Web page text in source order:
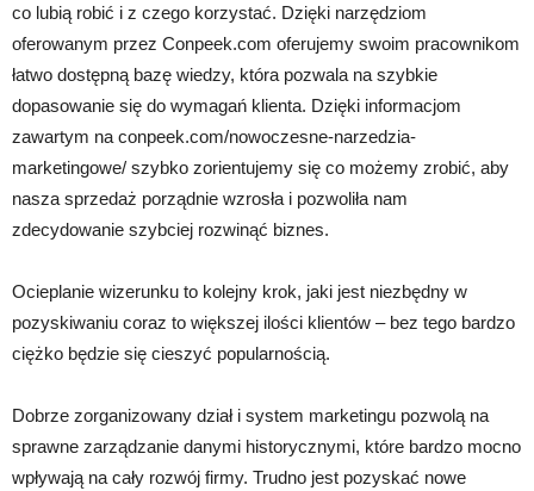
co lubią robić i z czego korzystać. Dzięki narzędziom
oferowanym przez Conpeek.com oferujemy swoim pracownikom
łatwo dostępną bazę wiedzy, która pozwala na szybkie
dopasowanie się do wymagań klienta. Dzięki informacjom
zawartym na conpeek.com/nowoczesne-narzedzia-
marketingowe/ szybko zorientujemy się co możemy zrobić, aby
nasza sprzedaż porządnie wzrosła i pozwoliła nam
zdecydowanie szybciej rozwinąć biznes.
Ocieplanie wizerunku to kolejny krok, jaki jest niezbędny w
pozyskiwaniu coraz to większej ilości klientów – bez tego bardzo
ciężko będzie się cieszyć popularnością.
Dobrze zorganizowany dział i system marketingu pozwolą na
sprawne zarządzanie danymi historycznymi, które bardzo mocno
wpływają na cały rozwój firmy. Trudno jest pozyskać nowe